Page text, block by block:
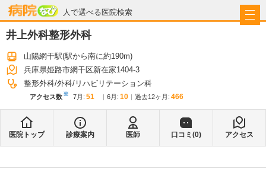
人で選べる医院検索
病院なび
井上外科整形外科
山陽網干駅(駅から南に約190m)
兵庫県姫路市網干区新在家1404-3
整形外科 外科 リハビリテーション科
アクセス数※ 7月 : 51 6月 : 10 過去12ヶ月: 466
医院トップ 診療案内 医師 口コミ(0) アクセス